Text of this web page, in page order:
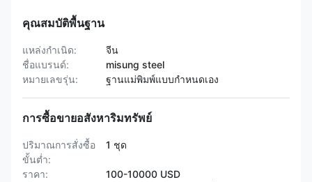
คุณสมบัติพื้นฐาน
แหล่งกำเนิด:
จีน
ชื่อแบรนด์:
misung steel
หมายเลขรุ่น:
ฐานแม่พิมพ์แบบกำหนดเอง
การซื้อขายอสังหาริมทรัพย์
ปริมาณการสั่งซื้อ
ขั้นต่ำ:
1 ชุด
ราคา:
100-10000 USD